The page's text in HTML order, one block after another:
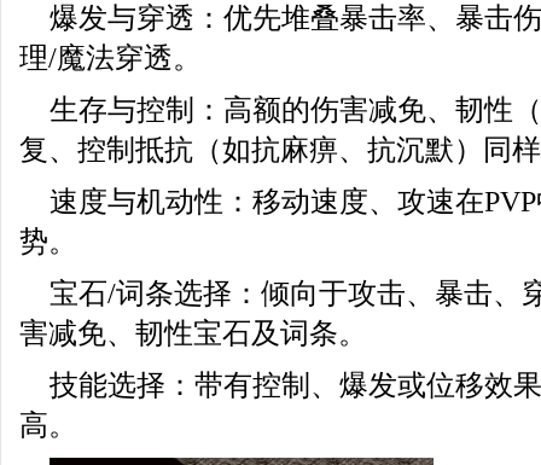
爆发与穿透：优先堆叠暴击率、暴击
理/魔法穿透。
生存与控制：高额的伤害减免、韧性
复、控制抵抗（如抗麻痹、抗沉默）同
速度与机动性：移动速度、攻速在
势。
宝石/词条选择：倾向于攻击、暴击、
害减免、韧性宝石及词条。
技能选择：带有控制、爆发或位移效
高。